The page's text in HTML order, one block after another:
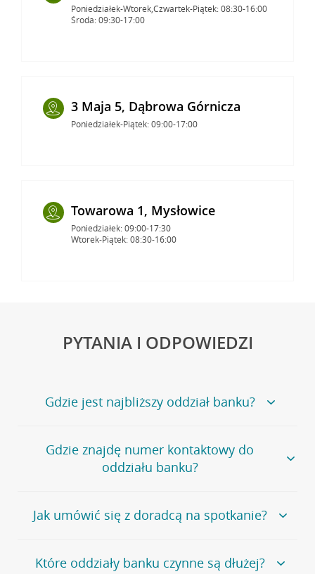
Poniedziałek-Wtorek,Czwartek-Piątek: 08:30-16:00
Środa: 09:30-17:00
3 Maja 5, Dąbrowa Górnicza
Poniedziałek-Piątek: 09:00-17:00
Towarowa 1, Mysłowice
Poniedziałek: 09:00-17:30
Wtorek-Piątek: 08:30-16:00
PYTANIA I ODPOWIEDZI
Gdzie jest najbliższy oddział banku?
Jeśli szukasz oddziału naszego banku, zapraszamy na
stronęPlacówki i bankomaty, na której znajduje się
wygodna wyszukiwarka.
oddziałów
Gdzie znajdę numer kontaktowy do
oddziału banku?
Bank Credit Agricole nie udostępnia ogólnego numeru
telefonu do placówki bankowej.
umówienia się z doradcą w placówce bankowej .
Jak umówić się z doradcą na spotkanie?
Jeśli jesteś już naszym
klientemmożeszsamodzielnieumówić się na spotkanie z
Które oddziały banku czynne są dłużej?